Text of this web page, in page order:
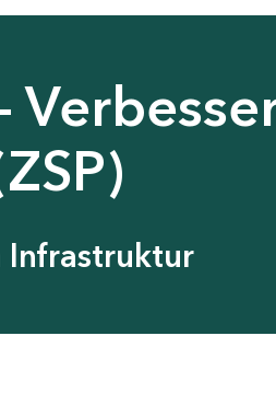
Infrastruktur